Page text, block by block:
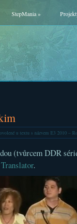
StepMania»
u textu s názvem E3 2010 –
(tvůrcem DDR
.